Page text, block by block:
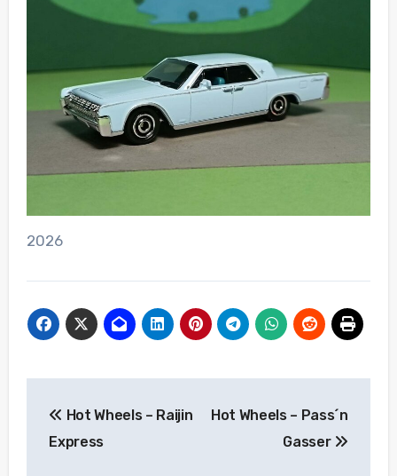
2026
Hot Wheels – Raijin
Express
Hot Wheels – Pass´n
Gasser